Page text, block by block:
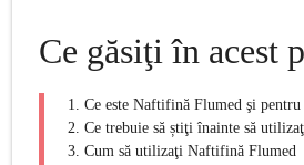
Ce găsiţi în acest
1. Ce este Naftifină Flumed şi pentru
2. Ce trebuie să știţi înainte să
3. Cum să utilizaţi Naftifină Flumed